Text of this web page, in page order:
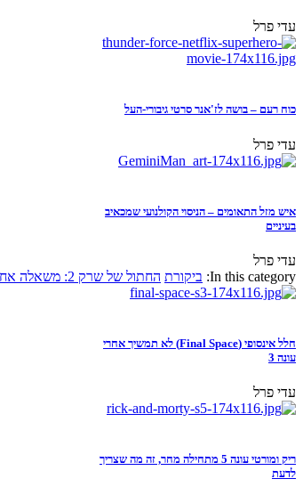
עדי פרל
כוח רעם – בושה לז'אנר סרטי גיבורי-העל
עדי פרל
איש מזל התאומים – הניסוי הקולנועי שמכאיב
בעיניים
עדי פרל
In this category: ביקורת החתול של שרק 2: משאלה אחת ודי
חלל אינסופי (Final Space) לא תמשיך אחרי
עונה 3
עדי פרל
ריק ומורטי עונה 5 מתחילה מחר, זה מה שצריך
לדעת